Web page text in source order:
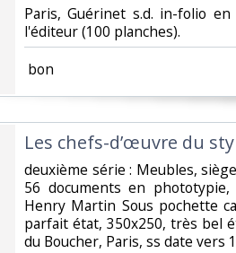
‎Paris, Guérinet s.d. in-folio
l'éditeur (100 planches).‎
‎ bon ‎
‎Les chefs-d’œuvre du
‎deuxième série : Meubles,
56 documents en
Henry Martin Sous pochette
parfait état, 350x250, très bel
du Boucher, Paris, ss date vers